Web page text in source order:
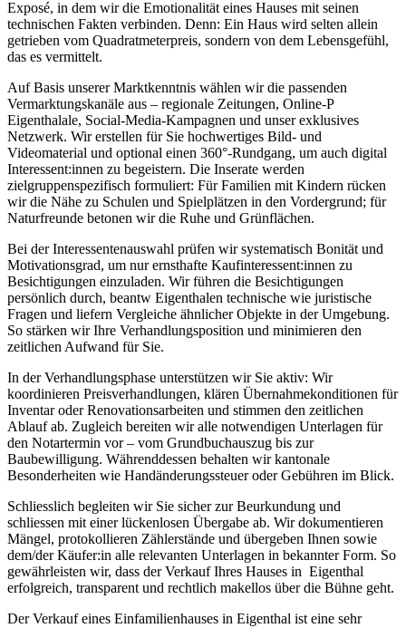
Exposé, in dem wir die Emotionalität eines Hauses mit seinen
technischen Fakten verbinden. Denn: Ein Haus wird selten allein
getrieben vom Quadratmeterpreis, sondern von dem Lebensgefühl,
das es vermittelt.
Auf Basis unserer Marktkenntnis wählen wir die passenden
Vermarktungskanäle aus – regionale Zeitungen, Online-P
Eigenthalale, Social-Media-Kampagnen und unser exklusives
Netzwerk. Wir erstellen für Sie hochwertiges Bild- und
Videomaterial und optional einen 360°-Rundgang, um auch digital
Interessent:innen zu begeistern. Die Inserate werden
zielgruppenspezifisch formuliert: Für Familien mit Kindern rücken
wir die Nähe zu Schulen und Spielplätzen in den Vordergrund; für
Naturfreunde betonen wir die Ruhe und Grünflächen.
Bei der Interessentenauswahl prüfen wir systematisch Bonität und
Motivationsgrad, um nur ernsthafte Kaufinteressent:innen zu
Besichtigungen einzuladen. Wir führen die Besichtigungen
persönlich durch, beantw Eigenthalen technische wie juristische
Fragen und liefern Vergleiche ähnlicher Objekte in der Umgebung.
So stärken wir Ihre Verhandlungsposition und minimieren den
zeitlichen Aufwand für Sie.
In der Verhandlungsphase unterstützen wir Sie aktiv: Wir
koordinieren Preisverhandlungen, klären Übernahmekonditionen für
Inventar oder Renovationsarbeiten und stimmen den zeitlichen
Ablauf ab. Zugleich bereiten wir alle notwendigen Unterlagen für
den Notartermin vor – vom Grundbuchauszug bis zur
Baubewilligung. Währenddessen behalten wir kantonale
Besonderheiten wie Handänderungssteuer oder Gebühren im Blick.
Schliesslich begleiten wir Sie sicher zur Beurkundung und
schliessen mit einer lückenlosen Übergabe ab. Wir dokumentieren
Mängel, protokollieren Zählerstände und übergeben Ihnen sowie
dem/der Käufer:in alle relevanten Unterlagen in bekannter Form. So
gewährleisten wir, dass der Verkauf Ihres Hauses in Eigenthal
erfolgreich, transparent und rechtlich makellos über die Bühne geht.
Der Verkauf eines Einfamilienhauses in Eigenthal ist eine sehr